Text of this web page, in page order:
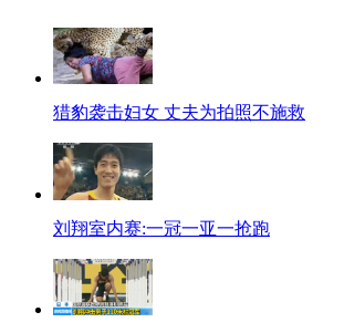
猎豹袭击妇女 丈夫为拍照不施救
刘翔室内赛:一冠一亚一抢跑